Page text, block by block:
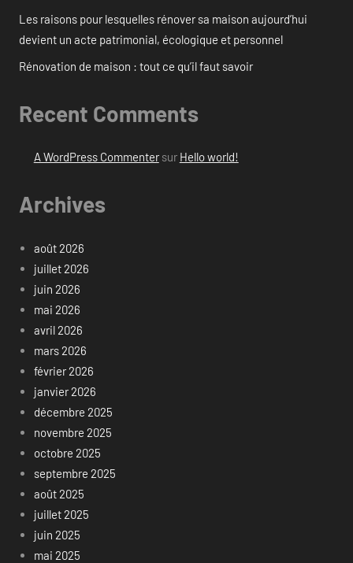
Les raisons pour lesquelles rénover sa maison aujourd’hui
devient un acte patrimonial, écologique et personnel
Rénovation de maison : tout ce qu’il faut savoir
Recent Comments
A WordPress Commentersur Hello world!
Archives
août 2026
juillet 2026
juin 2026
mai 2026
avril 2026
mars 2026
février 2026
janvier 2026
décembre 2025
novembre 2025
octobre 2025
septembre 2025
août 2025
juillet 2025
juin 2025
mai 2025